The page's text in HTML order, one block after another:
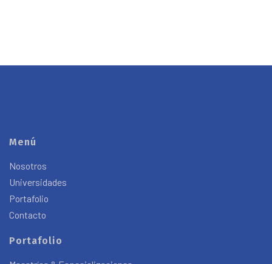
Menú
Nosotros
Universidades
Portafolio
Contacto
Portafolio